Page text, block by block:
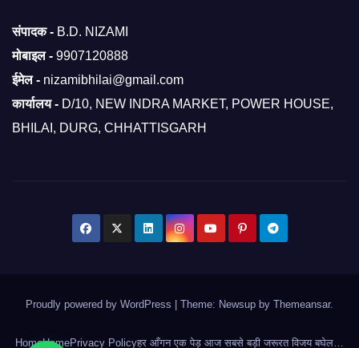
संपादक - B.D. NIZAMI
मोबाइल - 9907120888
ईमेल - nizamibhilai@gmail.com
कार्यालय - D/10, NEW INDRA MARKET, POWER HOUSE,
BHILAI, DURG, CHHATTISGARH
Proudly powered by WordPress Theme: Newsup by Themeansar.
HomeHomePrivacy Policyहर आँगन एक पेड़ आज सबसे बड़ी जरूरत विजय बघेल…